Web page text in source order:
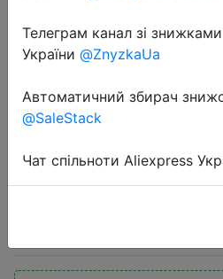
2024-03-19
GIGABYTE New
Socket AM4 For
3000 Series CPU
DDR4 SATA3 M.2
Телеграм канал зі
України @ZnyzkaUa
Автоматичний збирач
@SaleStack
Чат спільноти Aliexpress